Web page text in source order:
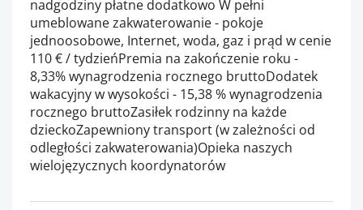
nadgodziny płatne dodatkowo W pełni
umeblowane zakwaterowanie - pokoje
jednoosobowe, Internet, woda, gaz i prąd w cenie
110 € / tydzieńPremia na zakończenie roku -
8,33% wynagrodzenia rocznego bruttoDodatek
wakacyjny w wysokości - 15,38 % wynagrodzenia
rocznego bruttoZasiłek rodzinny na każde
dzieckoZapewniony transport (w zależności od
odległości zakwaterowania)Opieka naszych
wielojęzycznych koordynatorów